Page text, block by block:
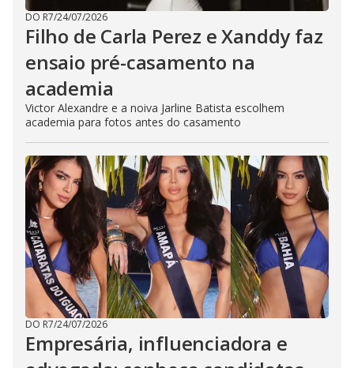
DO R7/24/07/2026
Filho de Carla Perez e Xanddy faz
ensaio pré-casamento na
academia
Victor Alexandre e a noiva Jarline Batista escolhem
academia para fotos antes do casamento
DO R7/24/07/2026
Empresária, influenciadora e